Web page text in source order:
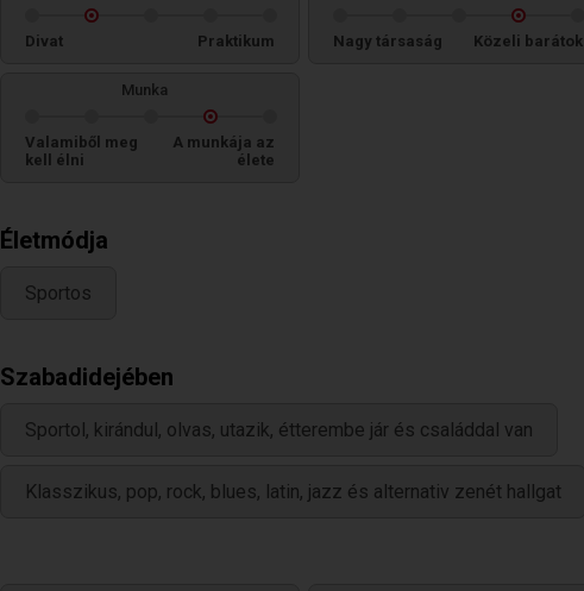
Divat Praktikum Nagy társaság Közeli barátok
Munka
Valamiből meg
kell élni
A munkája az
élete
Életmódja
Sportos
Szabadidejében
Sportol, kirándul, olvas, utazik, étterembe jár és családdal van
Klasszikus, pop, rock, blues, latin, jazz és alternativ zenét hallgat